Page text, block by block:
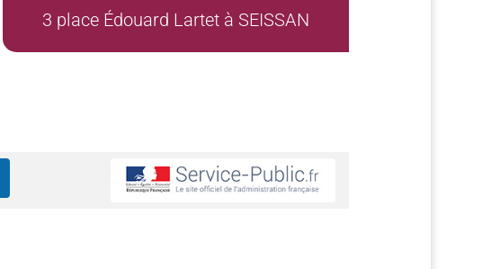
3 place Édouard Lartet à SEISSAN